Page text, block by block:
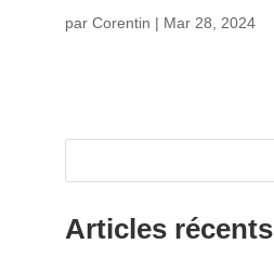
par Corentin | Mar 28, 2024
Articles récents